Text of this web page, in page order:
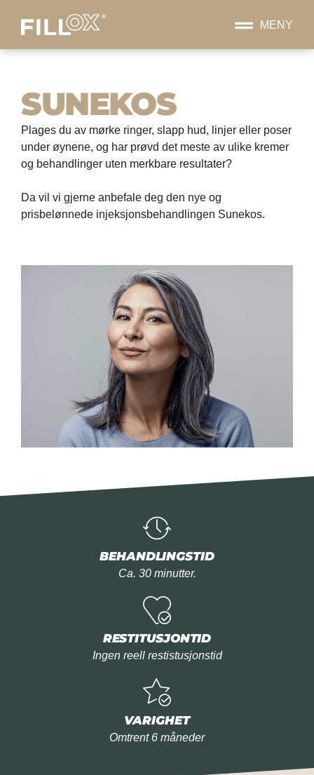
MENY
SUNEKOS
Plages du av mørke ringer, slapp hud, linjer eller poser
under øynene, og har prøvd det meste av ulike kremer
og behandlinger uten merkbare resultater?
Da vil vi gjerne anbefale deg den nye og
prisbelønnede injeksjons­behandlingen Sunekos.
BEHANDLINGSTID
Ca. 30 minutter.
RESTITUSJONTID
Ingen reell restistusjonstid
VARIGHET
Omtrent 6 måneder